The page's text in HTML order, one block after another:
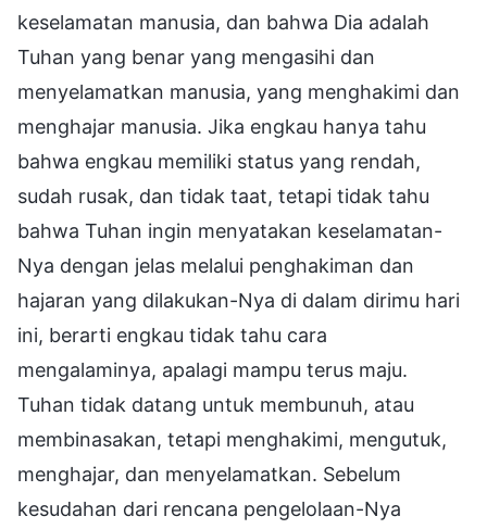
keselamatan manusia, dan bahwa Dia adalah
Tuhan yang benar yang mengasihi dan
menyelamatkan manusia, yang menghakimi dan
menghajar manusia. Jika engkau hanya tahu
bahwa engkau memiliki status yang rendah,
sudah rusak, dan tidak taat, tetapi tidak tahu
bahwa Tuhan ingin menyatakan keselamatan-
Nya dengan jelas melalui penghakiman dan
hajaran yang dilakukan-Nya di dalam dirimu hari
ini, berarti engkau tidak tahu cara
mengalaminya, apalagi mampu terus maju.
Tuhan tidak datang untuk membunuh, atau
membinasakan, tetapi menghakimi, mengutuk,
menghajar, dan menyelamatkan. Sebelum
kesudahan dari rencana pengelolaan-Nya